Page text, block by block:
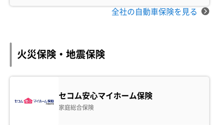
全社の自動車保険を見る
火災保険・地震保険
セコム安心マイホーム保険
家庭総合保険